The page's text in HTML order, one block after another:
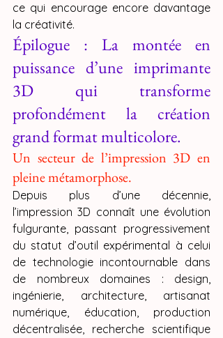
ce qui encourage encore davantage
la créativité.
Épilogue : La montée en
puissance d’une imprimante
3D qui transforme
profondément la création
grand format multicolore.
Un secteur de l’impression 3D en
pleine métamorphose.
Depuis plus d’une décennie,
l’impression 3D connaît une évolution
fulgurante, passant progressivement
du statut d’outil expérimental à celui
de technologie incontournable dans
de nombreux domaines : design,
ingénierie, architecture, artisanat
numérique, éducation, production
décentralisée, recherche scientifique